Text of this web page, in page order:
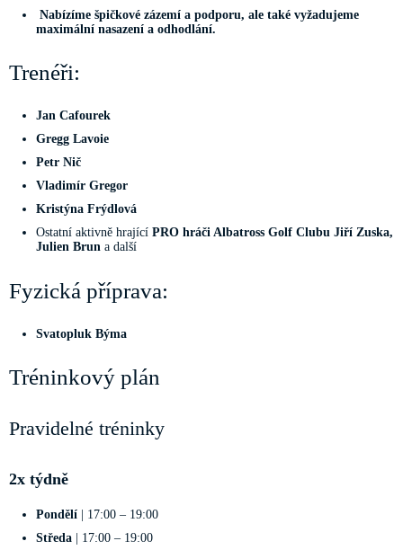
Nabízíme špičkové zázemí a podporu, ale také vyžadujeme
maximální nasazení a odhodlání.
Trenéři:
Jan Cafourek
Gregg Lavoie
Petr Nič
Vladimír Gregor
Kristýna Frýdlová
Ostatní aktivně hrající PRO hráči Albatross Golf Clubu Jiří Zuska,
Julien Brun a další
Fyzická příprava: ️
Svatopluk Býma
Tréninkový plán
Pravidelné tréninky
2x týdně
Pondělí | 17:00 – 19:00
Středa | 17:00 – 19:00